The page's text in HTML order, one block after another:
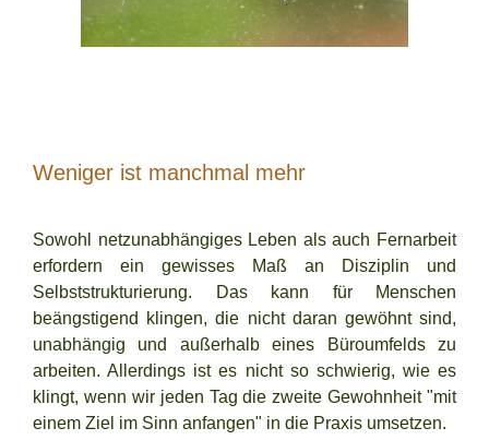
Weniger ist manchmal mehr
Sowohl netzunabhängiges Leben als auch Fernarbeit
erfordern ein gewisses Maß an Disziplin und
Selbststrukturierung. Das kann für Menschen
beängstigend klingen, die nicht daran gewöhnt sind,
unabhängig und außerhalb eines Büroumfelds zu
arbeiten. Allerdings ist es nicht so schwierig, wie es
klingt, wenn wir jeden Tag die zweite Gewohnheit "mit
einem Ziel im Sinn anfangen" in die Praxis umsetzen.